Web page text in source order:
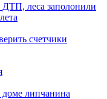
ДТП, леса заполонили
счетчики
липчанина